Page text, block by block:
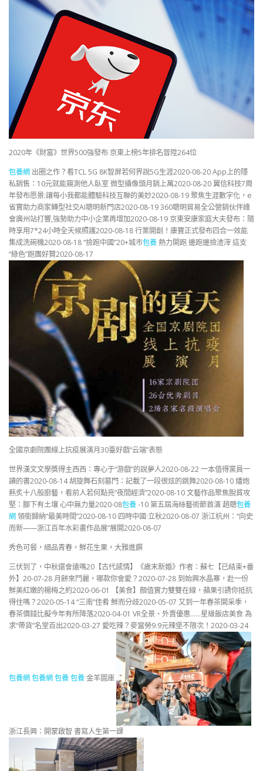
2020年《財富》世界500強發布 京東上榜5年排名晉陞264位
包養網 出圈之作？看TCL 5G 8K智屏若何界說5G生涯2020-08-20 App上的隱
私銷售：10元就能窺測他人臥室 微型攝像頭月銷上萬2020-08-20 翼信科技7周
年發布愿景:讓每小我都能體驗科技互聯的美妙2020-08-19 聚焦生涯數字化，e
省寶助力商家轉型社交AI聰明新門店2020-08-19 360聰明貿易全公營銷伙伴峰
會廣州站打響,強勢助力中小企業再增加2020-08-19 京東安康家庭大夫發布：隨
時享用7*24小時全天候照護2020-08-18 行業開創！康寶正式發布四合一效能
集成洗碗機2020-08-18 “撿跑中國”20+城市包養熱力開跑 邊跑邊撿渣滓 這支
“綠色”跑團好贊2020-08-17
全國京劇院團線上抗疫展演月30臺好戲“云端”表態
世界漢文文學獎得主西西：專心于“游戲”的說夢人2020-08-22 一本值得黨員一
讀的書2020-08-14 胡旋舞石刻墓門：記載了一段很炫的跳舞2020-08-10 燔炮
爇炙十八般廚藝，看前人若何點亮“夜間經濟”2020-08-10 文藝作品聚焦脫貧攻
堅：腳下有土壤 心中無力量2020-08包養-10 第五屆海絲藝術節首演 趙聰包養
網領銜歸納“最美時間”2020-08-10 四時中國·立秋2020-08-07 浙江杭州：“向史
而新——浙江百年水彩畫作品展”展開2020-08-07
秀色可餐，細品青春，鮮花生果，大雅進饌
三伏到了，中秋還會遠嗎20【古代感情】《歲末新婚》作者：蘇七【已結束+番
外】20-07-28 月餅來鬥麗，哪款你會愛？2020-07-28 到始興水晶寨，赴一份
鮮美紅嫩的楊梅之約2020-06-01 【美食】顏值實力雙雙在線，蘋果引誘你抵抗
得住嗎？2020-05-14 “三南”佳肴 鮮而分歧2020-05-07 又到一年春茶開采季，
春茶價錢比擬今年有所降落2020-04-01 VR全景、外賣優惠……星級飯店美食 為
求“帶貨”名堂百出2020-03-27 愛吃辣？麥當勞9.9元辣堡不限次！2020-03-24
包養網包養網包養包養金羊圖庫
浙江長興：開蒙啟智 書寫人生第一課